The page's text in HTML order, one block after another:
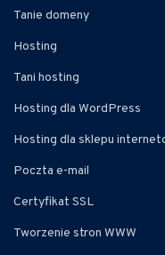
Tanie domeny
Hosting
Tani hosting
Hosting dla WordPress
Hosting dla sklepu
Poczta e-mail
Certyfikat SSL
Tworzenie stron WWW